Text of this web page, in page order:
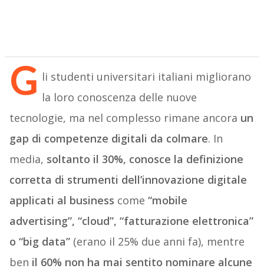
G li studenti universitari italiani migliorano
la loro conoscenza delle nuove
tecnologie, ma nel complesso rimane ancora un
gap di competenze digitali da colmare. In
media, soltanto il 30%, conosce la definizione
corretta di strumenti dell’innovazione digitale
applicati al business come “mobile
advertising”, “cloud”, “fatturazione elettronica”
o “big data”(erano il 25% due anni fa), mentre
ben il 60% non ha mai sentito nominare alcune